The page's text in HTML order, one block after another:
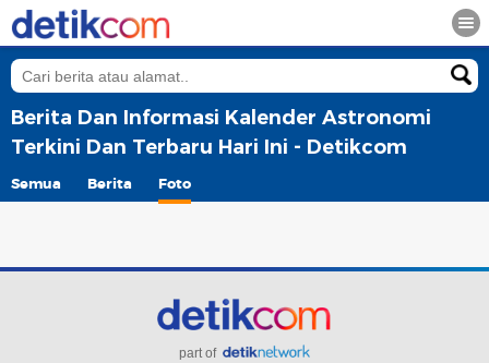
Berita Dan Informasi Kalender Astronomi
Terkini Dan Terbaru Hari Ini - Detikcom
Semua Berita Foto
part of